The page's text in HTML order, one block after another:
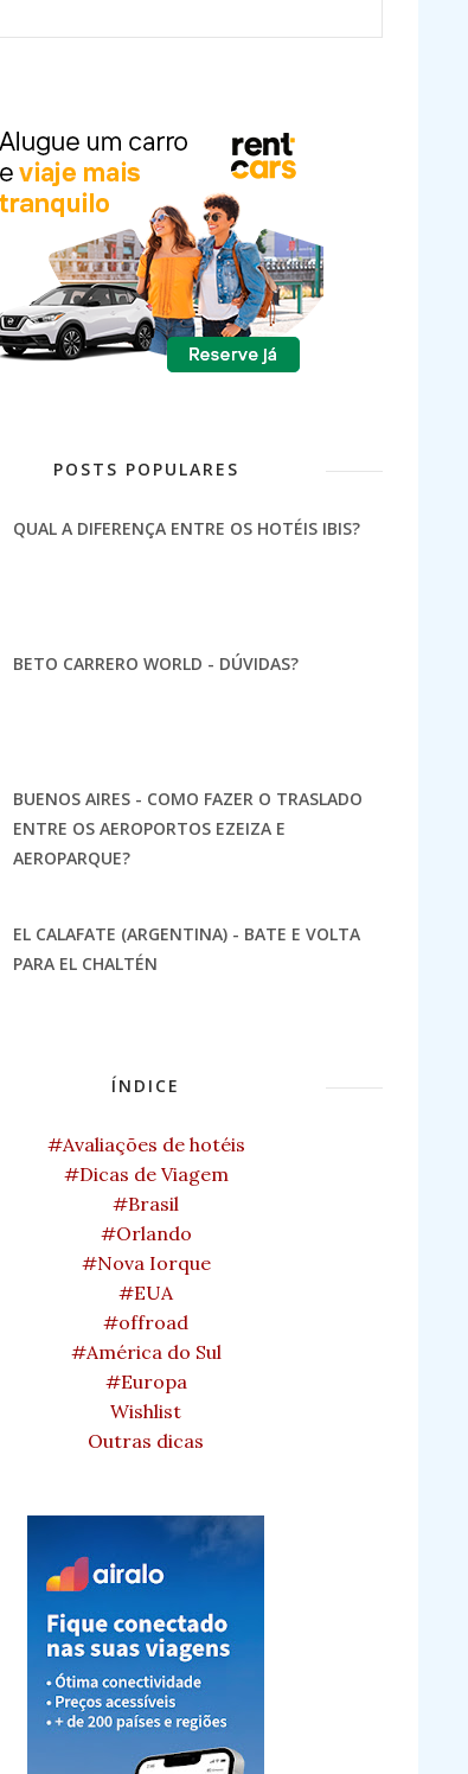
POSTS POPULARES
QUAL A DIFERENÇA ENTRE OS HOTÉIS IBIS?
BETO CARRERO WORLD - DÚVIDAS?
BUENOS AIRES - COMO FAZER O TRASLADO
ENTRE OS AEROPORTOS EZEIZA E
AEROPARQUE?
EL CALAFATE (ARGENTINA) - BATE E VOLTA
PARA EL CHALTÉN
ÍNDICE
#Avaliações de hotéis
#Dicas de Viagem
#Brasil
#Orlando
#Nova Iorque
#EUA
#offroad
#América do Sul
#Europa
Wishlist
Outras dicas